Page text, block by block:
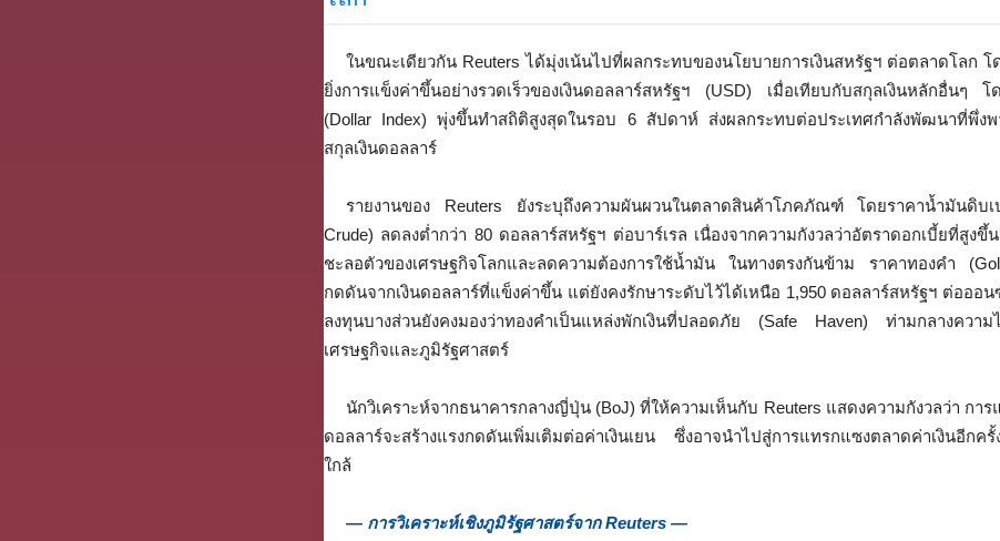
ในขณะเดียวกัน Reuters ได้มุ่งเน้นไปที่ผลกระทบของนโยบายการเงินสหรัฐฯ ต่อตลาดโลก โ
ยิ่งการแข็งค่าขึ้นอย่างรวดเร็วของเงินดอลลาร์สหรัฐฯ (USD) เมื่อเทียบกับสกุลเงินหลักอื่นๆ
(Dollar Index) พุ่งขึ้นทำสถิติสูงสุดในรอบ 6 สัปดาห์ ส่งผลกระทบต่อประเทศกำลังพัฒนาที่พึ่งพ
สกุลเงินดอลลาร์
รายงานของ Reuters ยังระบุถึงความผันผวนในตลาดสินค้าโภคภัณฑ์ โดยราคาน้ำมันดิบ
Crude) ลดลงต่ำกว่า 80 ดอลลาร์สหรัฐฯ ต่อบาร์เรล เนื่องจากความกังวลว่าอัตราดอกเบี้ยที่สูงขึ้
ชะลอตัวของเศรษฐกิจโลกและลดความต้องการใช้น้ำมัน ในทางตรงกันข้าม ราคาทองคำ
กดดันจากเงินดอลลาร์ที่แข็งค่าขึ้น แต่ยังคงรักษาระดับไว้ได้เหนือ 1,950 ดอลลาร์สหรัฐฯ ต่อออน
ลงทุนบางส่วนยังคงมองว่าทองคำเป็นแหล่งพักเงินที่ปลอดภัย (Safe Haven) ท่ามกลางความ
เศรษฐกิจและภูมิรัฐศาสตร์
นักวิเคราะห์จากธนาคารกลางญี่ปุ่น (BoJ) ที่ให้ความเห็นกับ Reuters แสดงความกังวลว่า การ
ดอลลาร์จะสร้างแรงกดดันเพิ่มเติมต่อค่าเงินเยน ซึ่งอาจนำไปสู่การแทรกแซงตลาดค่าเงินอีกค
ใกล้
— การวิเคราะห์เชิงภูมิรัฐศาสตร์จาก Reuters —